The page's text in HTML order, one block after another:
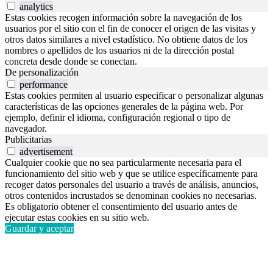
analytics
Estas cookies recogen información sobre la navegación de los
usuarios por el sitio con el fin de conocer el origen de las visitas y
otros datos similares a nivel estadístico. No obtiene datos de los
nombres o apellidos de los usuarios ni de la dirección postal
concreta desde donde se conectan.
De personalización
performance
Estas cookies permiten al usuario especificar o personalizar algunas
características de las opciones generales de la página web. Por
ejemplo, definir el idioma, configuración regional o tipo de
navegador.
Publicitarias
advertisement
Cualquier cookie que no sea particularmente necesaria para el
funcionamiento del sitio web y que se utilice específicamente para
recoger datos personales del usuario a través de análisis, anuncios,
otros contenidos incrustados se denominan cookies no necesarias.
Es obligatorio obtener el consentimiento del usuario antes de
ejecutar estas cookies en su sitio web.
Guardar y aceptar